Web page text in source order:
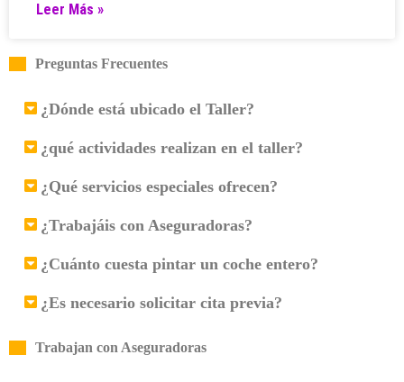
Leer Más »
Preguntas Frecuentes
¿Dónde está ubicado el Taller?
¿qué actividades realizan en el taller?
¿Qué servicios especiales ofrecen?
¿Trabajáis con Aseguradoras?
¿Cuánto cuesta pintar un coche entero?
¿Es necesario solicitar cita previa?
Trabajan con Aseguradoras